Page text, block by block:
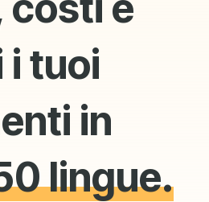
tuoi
in
lingue.